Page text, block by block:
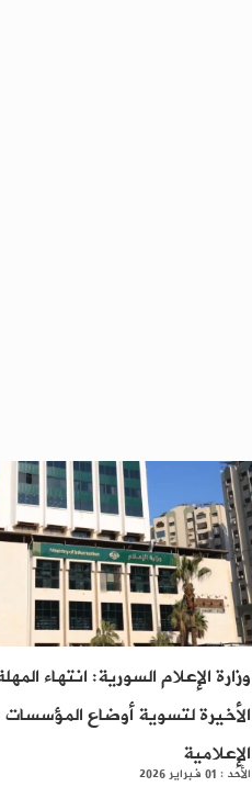
وزارة الإعلام السورية: انتهاء
الأخيرة لتسوية أوضاع المؤسسات
الإعلامية
الأحد : 01 فبراير 2026